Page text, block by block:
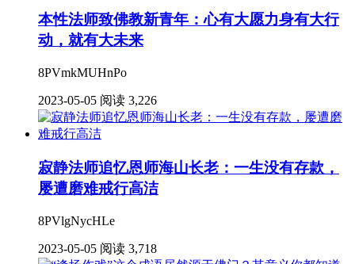
本性法师致佛教新青年：心有大愿力身有大行
动，就有大未来
8PVmkMUHnPo
2023-05-05 阅读 3,226
寂静法师追忆恩师海山长老：一生没有存款，
屡遭磨难戒行高洁
8PVlgNycHLe
2023-05-05 阅读 3,718